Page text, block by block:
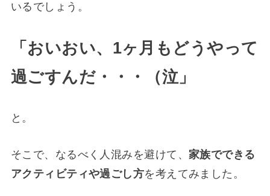
いるでしょう。
「おいおい、1ヶ月もどうやって
過ごすんだ・・・（泣」
と。
そこで、なるべく人混みを避けて、家族でできる
アクティビティや過ごし方を考えてみました。